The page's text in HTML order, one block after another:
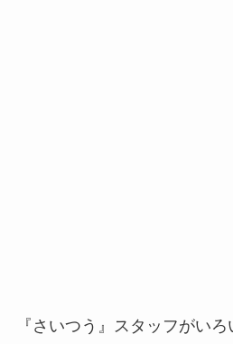
『さいつう』スタッフがい